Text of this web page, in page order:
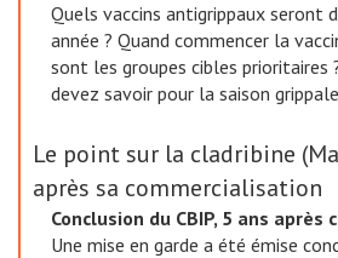
Quels vaccins antigrippaux seront
année ? Quand commencer la
sont les groupes cibles prioritaires
devez savoir pour la saison
Le point sur la cladribine
après sa commercialisation
Conclusion du CBIP, 5 ans
Une mise en garde a été émise